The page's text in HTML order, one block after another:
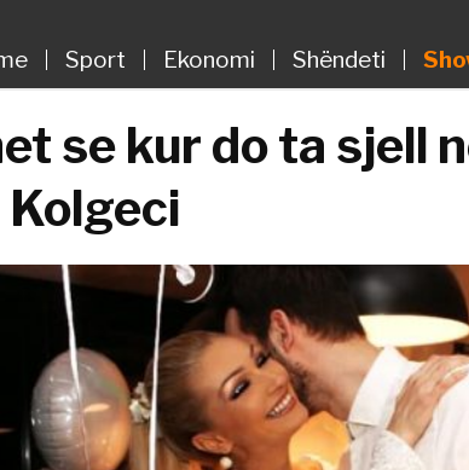
Sport Ekonomi Shëndeti
se kur do ta sjell